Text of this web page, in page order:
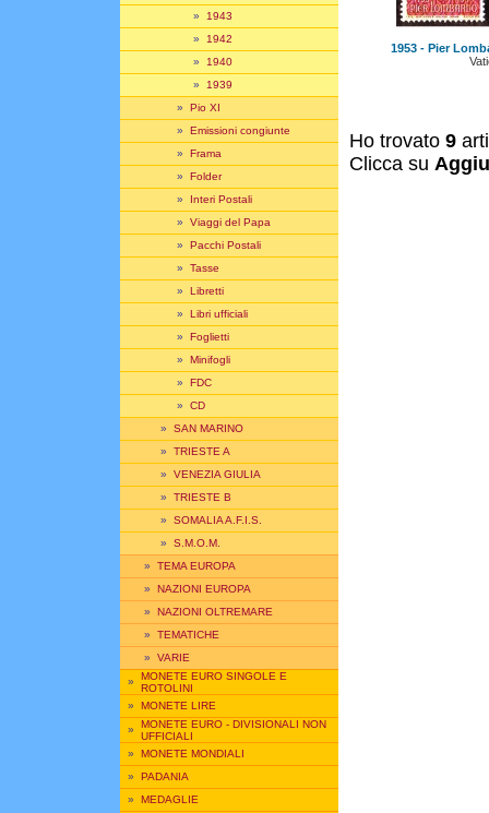
» 1943
» 1942
» 1940
» 1939
» Pio XI
» Emissioni congiunte
» Frama
» Folder
» Interi Postali
» Viaggi del Papa
» Pacchi Postali
» Tasse
» Libretti
» Libri ufficiali
» Foglietti
» Minifogli
» FDC
» CD
» SAN MARINO
» TRIESTE A
» VENEZIA GIULIA
» TRIESTE B
» SOMALIA A.F.I.S.
» S.M.O.M.
» TEMA EUROPA
» NAZIONI EUROPA
» NAZIONI OLTREMARE
» TEMATICHE
» VARIE
» MONETE EURO SINGOLE E
ROTOLINI
» MONETE LIRE
» MONETE EURO - DIVISIONALI NON
UFFICIALI
» MONETE MONDIALI
» PADANIA
» MEDAGLIE
1953 - Pier
Ho trovato 9
Clicca su